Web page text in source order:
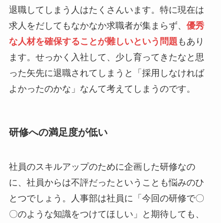
退職してしまう人はたくさんいます。特に現在は
求人をだしてもなかなか求職者が集まらず、 優秀
な人材を確保することが難しいという問題 もあり
ます。せっかく入社して、少し育ってきたなと思
った矢先に退職されてしまうと「採用しなければ
よかったのかな」なんて考えてしまうのです。
研修への満足度が低い
社員のスキルアップのために企画した研修なの
に、社員からは不評だったということも悩みのひ
とつでしょう。人事部は社員に「今回の研修で〇
〇のような知識をつけてほしい」と期待しても、